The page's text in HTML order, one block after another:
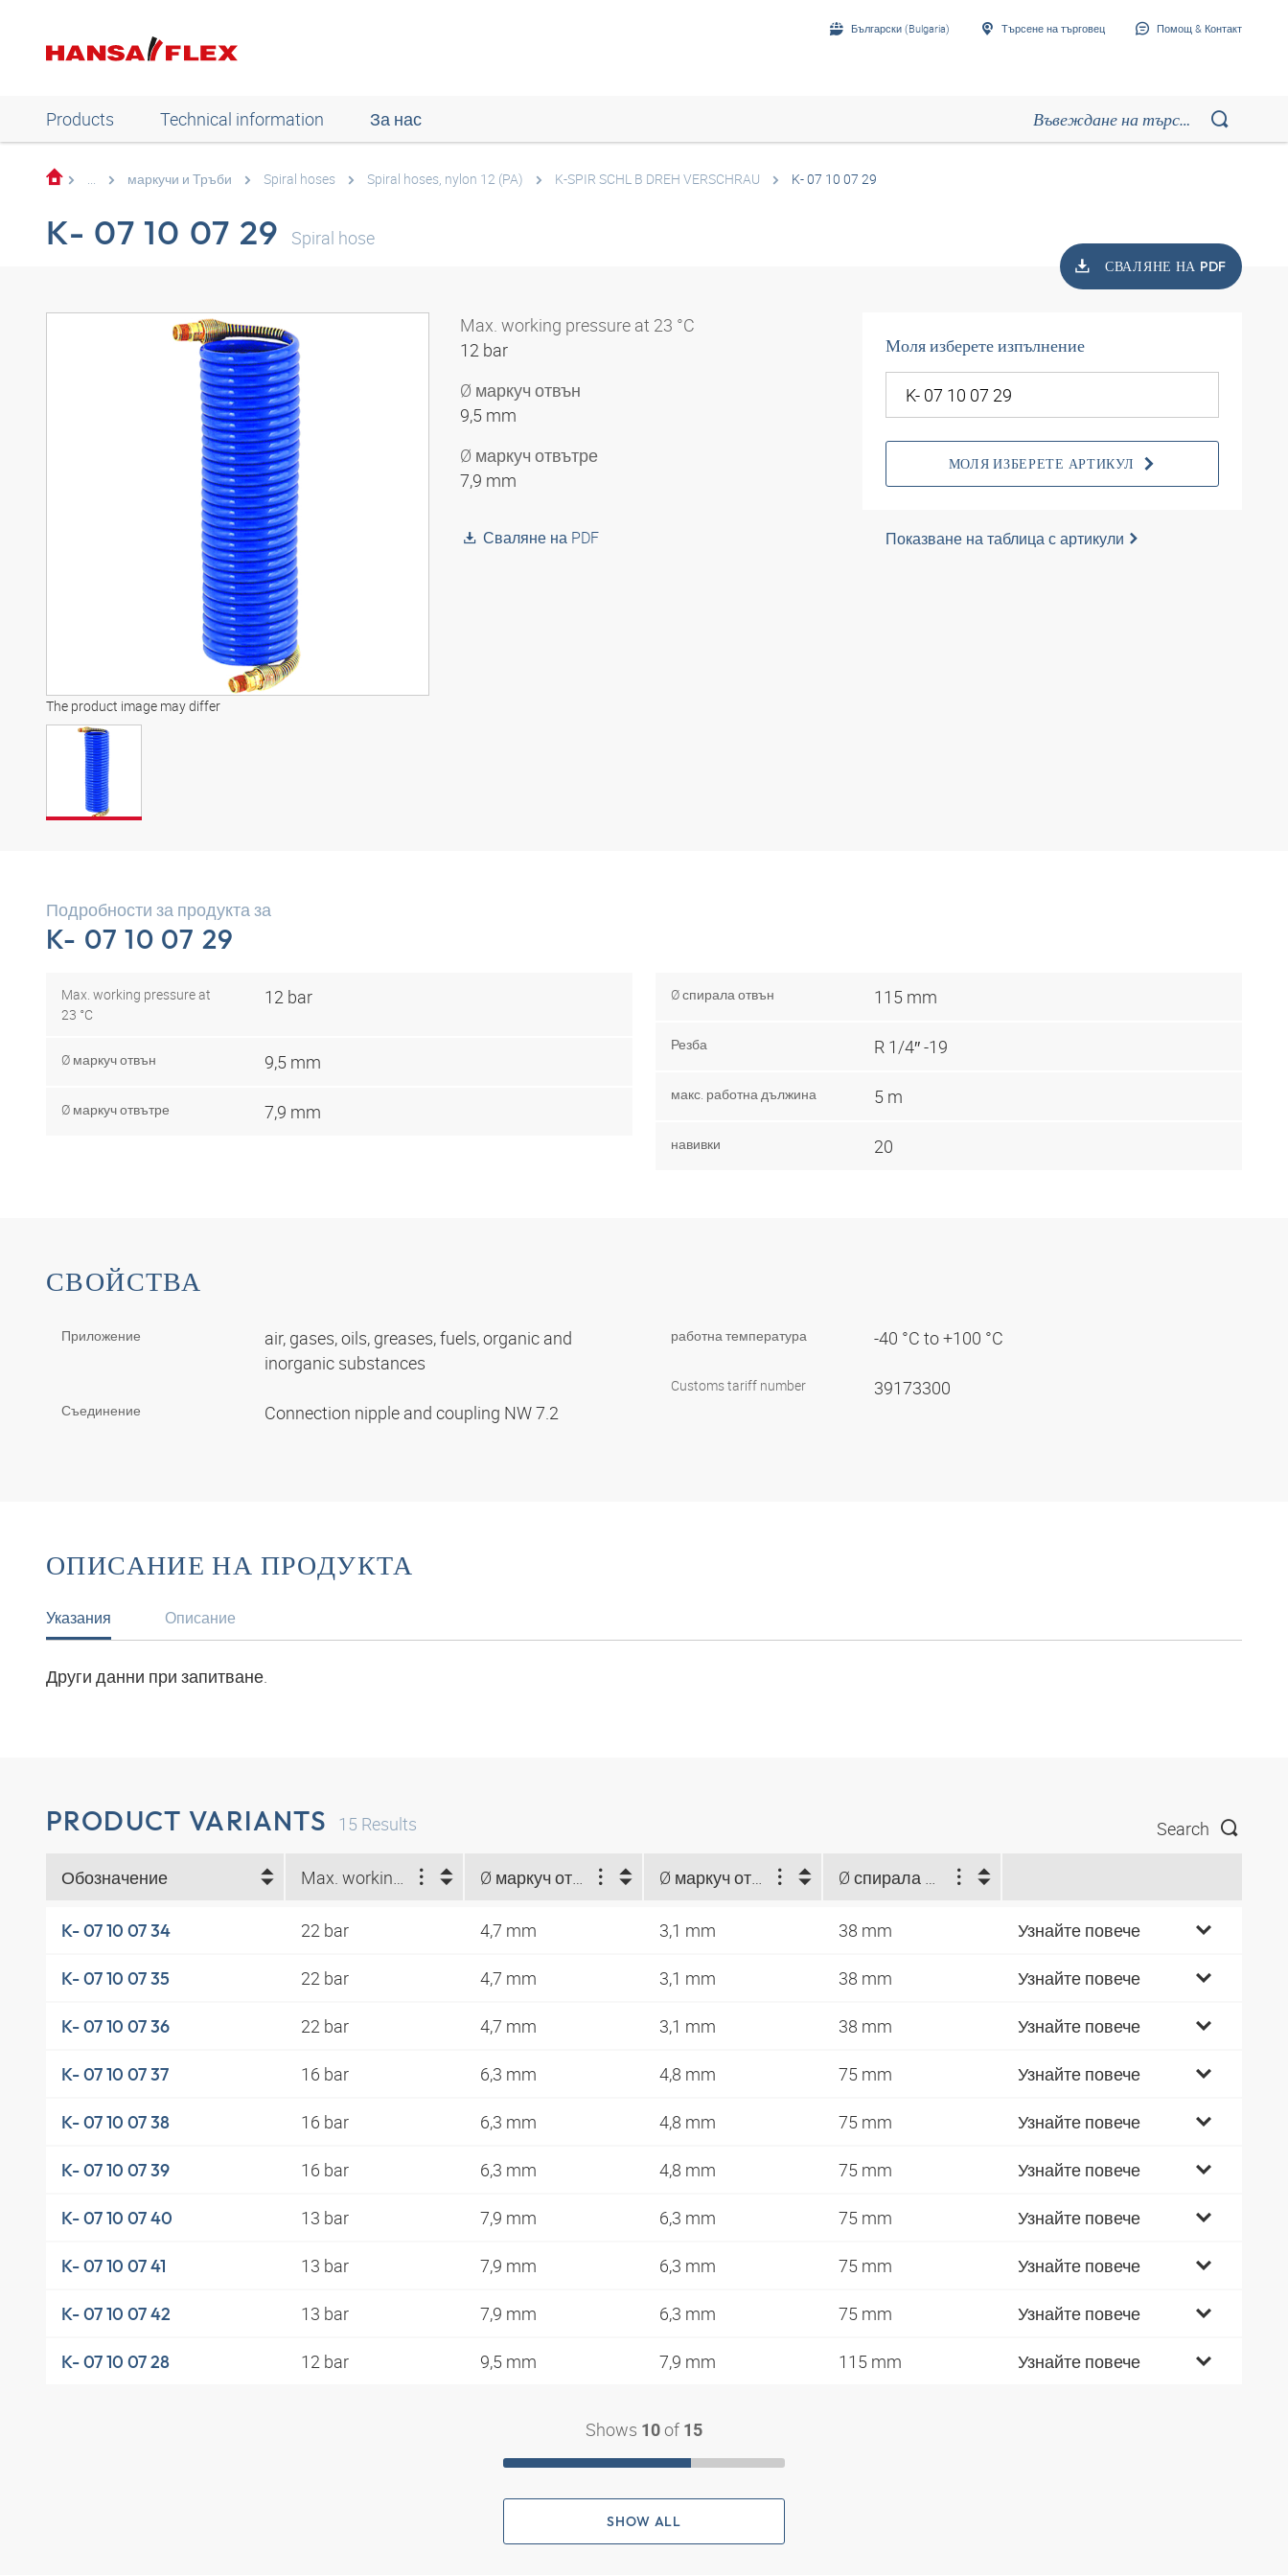
Български (Bulgaria) Търсене на търговец Помощ & Контакт
Products Technical information За нас
... маркучи и Тръби Spiral hoses Spiral hoses, nylon 12 (PA) K-SPIR SCHL B DREH VERSCHRAU K- 07 10 07 29
K- 07 10 07 29 Spiral hose
СВАЛЯНЕ НА PDF
The product image may differ
Max. working pressure at 23 °C
12 bar
Ø маркуч отвън
9,5 mm
Ø маркуч отвътре
7,9 mm
Сваляне на PDF
Моля изберете изпълнение
МОЛЯ ИЗБЕРЕТЕ АРТИКУЛ
Показване на таблица с артикули
Подробности за продукта за
K- 07 10 07 29
Max. working pressure at
23 °C
12 bar
Ø маркуч отвън 9,5 mm
Ø маркуч отвътре 7,9 mm
Ø спирала отвън 115 mm
Резба R 1/4″ -19
макс. работна дължина 5 m
навивки 20
СВОЙСТВА
Приложение
air, gases, oils, greases, fuels, organic and
inorganic substances
Съединение Connection nipple and coupling NW 7.2
работна температура -40 °C to +100 °C
Customs tariff number 39173300
ОПИСАНИЕ НА ПРОДУКТА
Указания
Други данни при запитване.
Описание
PRODUCT VARIANTS 15 Results Search
Обозначение Max. working pressure at 23 °C (bar) Ø маркуч отвън (mm) Ø маркуч отвътре (mm) Ø спирала отвън (mm)
K- 07 10 07 34 22 bar 4,7 mm 3,1 mm 38 mm Узнайте повече
K- 07 10 07 35 22 bar 4,7 mm 3,1 mm 38 mm Узнайте повече
K- 07 10 07 36 22 bar 4,7 mm 3,1 mm 38 mm Узнайте повече
K- 07 10 07 37 16 bar 6,3 mm 4,8 mm 75 mm Узнайте повече
K- 07 10 07 38 16 bar 6,3 mm 4,8 mm 75 mm Узнайте повече
K- 07 10 07 39 16 bar 6,3 mm 4,8 mm 75 mm Узнайте повече
K- 07 10 07 40 13 bar 7,9 mm 6,3 mm 75 mm Узнайте повече
K- 07 10 07 41 13 bar 7,9 mm 6,3 mm 75 mm Узнайте повече
K- 07 10 07 42 13 bar 7,9 mm 6,3 mm 75 mm Узнайте повече
K- 07 10 07 28 12 bar 9,5 mm 7,9 mm 115 mm Узнайте повече
Shows 10 of 15
SHOW ALL